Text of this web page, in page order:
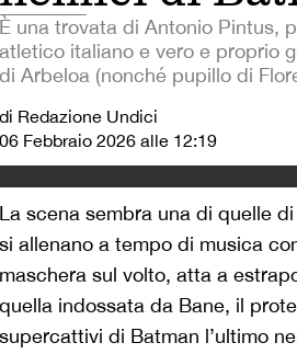
È una trovata di Antonio Pintus,
atletico italiano e vero e proprio
di Arbeloa (nonché pupillo di
di Redazione Undici
06 Febbraio 2026 alle 12:19
La scena sembra una di quelle
si allenano a tempo di musica
maschera sul volto, atta a
quella indossata da Bane, il
supercattivi di Batman l’ultimo